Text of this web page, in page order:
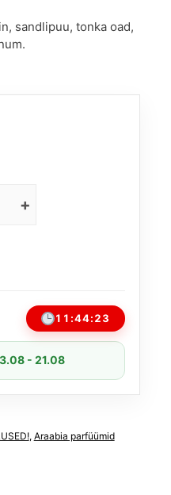
sandlipuu, tonka oad,
Bianco
Latte'le)
11:44:22
- 21.08
, Araabia parfüümid